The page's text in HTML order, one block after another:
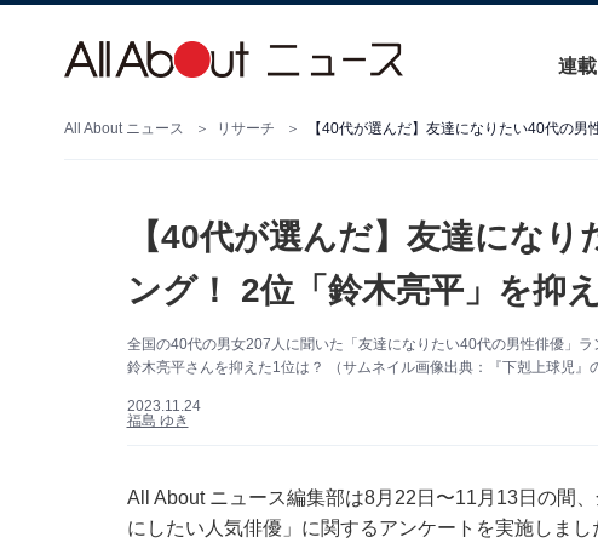
連載
All About ニュース リサーチ 【40代が選んだ】友達になりたい40代の
【40代が選んだ】友達にな
ング！ 2位「鈴木亮平」を抑
全国の40代の男女207人に聞いた「友達になりたい40代の男性俳優」
鈴木亮平さんを抑えた1位は？ （サムネイル画像出典：『下剋上球児』
2023.11.24
福島 ゆき
All About ニュース編集部は8月22日〜11月13日の間
にしたい人気俳優」に関するアンケートを実施しま